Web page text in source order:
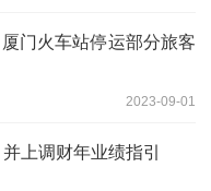
厦门火车站停运部分旅客
2023-09-01
上调财年业绩指引